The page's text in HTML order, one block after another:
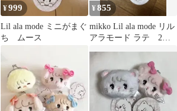
¥999
Lil ala mode ミニがまぐ
ち ムース
¥855
mikko Lil ala mode リル
アラモード ラテ 2個